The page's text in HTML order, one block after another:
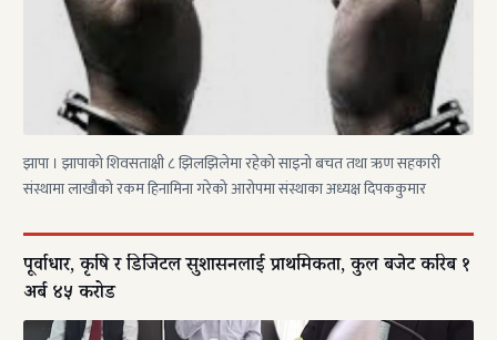
झापा । झापाको शिवसताक्षी ८ झिलझिलेमा रहेको साइनो बचत तथा ऋण सहकारी
संस्थामा लाखौको रकम हिनामिना गरेको आरोपमा संस्थाका अध्यक्ष दिपककुमार
पूर्वाधार, कृषि र डिजिटल सुशासनलाई प्राथमिकता, कुल बजेट करिब १
अर्ब ४५ करोड